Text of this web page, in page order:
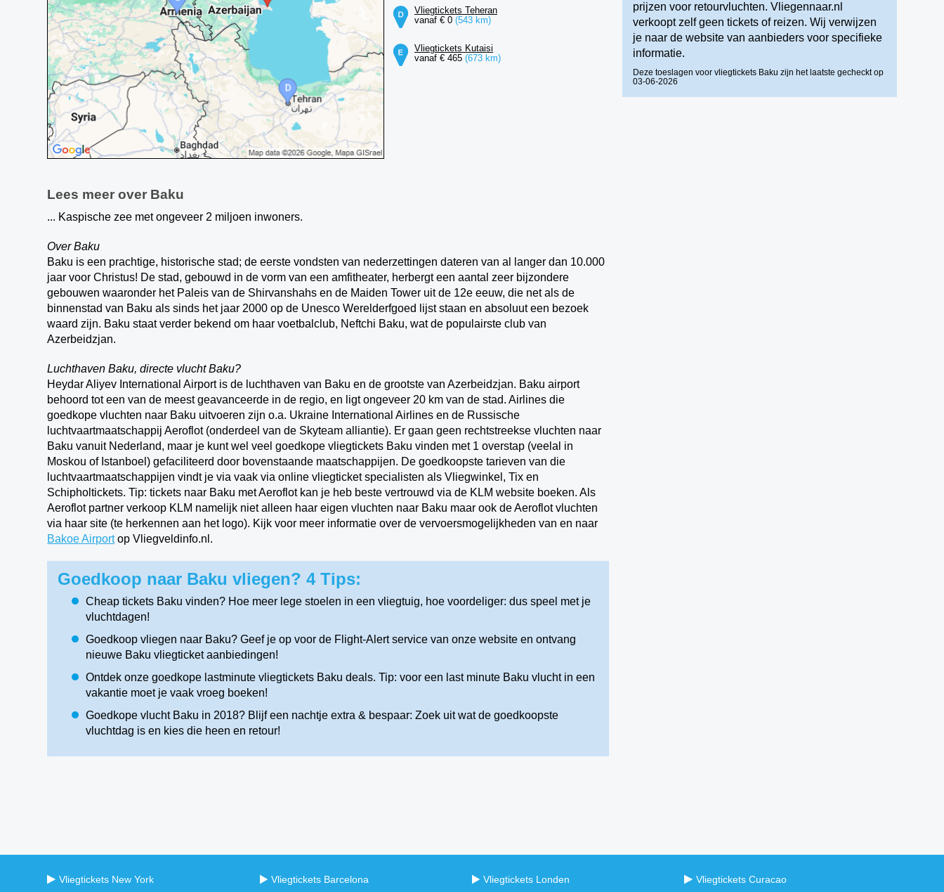
Vliegtickets Teheran
vanaf € 0 (543 km)
Vliegtickets Kutaisi
vanaf € 465 (673 km)
Lees meer over Baku
... Kaspische zee met ongeveer 2 miljoen inwoners.
Over Baku
Baku is een prachtige, historische stad; de eerste vondsten van nederzettingen dateren van al langer dan 10.000
jaar voor Christus! De stad, gebouwd in de vorm van een amfitheater, herbergt een aantal zeer bijzondere
gebouwen waaronder het Paleis van de Shirvanshahs en de Maiden Tower uit de 12e eeuw, die net als de
binnenstad van Baku als sinds het jaar 2000 op de Unesco Werelderfgoed lijst staan en absoluut een bezoek
waard zijn. Baku staat verder bekend om haar voetbalclub, Neftchi Baku, wat de populairste club van
Azerbeidzjan.
Luchthaven Baku, directe vlucht Baku?
Heydar Aliyev International Airport is de luchthaven van Baku en de grootste van Azerbeidzjan. Baku airport
behoord tot een van de meest geavanceerde in de regio, en ligt ongeveer 20 km van de stad. Airlines die
goedkope vluchten naar Baku uitvoeren zijn o.a. Ukraine International Airlines en de Russische
luchtvaartmaatschappij Aeroflot (onderdeel van de Skyteam alliantie). Er gaan geen rechtstreekse vluchten naar
Baku vanuit Nederland, maar je kunt wel veel goedkope vliegtickets Baku vinden met 1 overstap (veelal in
Moskou of Istanboel) gefaciliteerd door bovenstaande maatschappijen. De goedkoopste tarieven van die
luchtvaartmaatschappijen vindt je via vaak via online vliegticket specialisten als Vliegwinkel, Tix en
Schipholtickets. Tip: tickets naar Baku met Aeroflot kan je heb beste vertrouwd via de KLM website boeken. Als
Aeroflot partner verkoop KLM namelijk niet alleen haar eigen vluchten naar Baku maar ook de Aeroflot vluchten
via haar site (te herkennen aan het logo). Kijk voor meer informatie over de vervoersmogelijkheden van en naar
Bakoe Airportop Vliegveldinfo.nl.
Goedkoop naar Baku vliegen? 4 Tips:
Cheap tickets Baku vinden? Hoe meer lege stoelen in een vliegtuig, hoe voordeliger: dus speel met je
vluchtdagen!
Goedkoop vliegen naar Baku? Geef je op voor de Flight-Alert service van onze website en ontvang
nieuwe Baku vliegticket aanbiedingen!
Ontdek onze goedkope lastminute vliegtickets Baku deals. Tip: voor een last minute Baku vlucht in een
vakantie moet je vaak vroeg boeken!
Goedkope vlucht Baku in 2018? Blijf een nachtje extra & bespaar: Zoek uit wat de goedkoopste
vluchtdag is en kies die heen en retour!
prijzen voor retourvluchten. Vliegennaar.nl
verkoopt zelf geen tickets of reizen. Wij verwijzen
je naar de website van aanbieders voor specifieke
informatie.
Deze toeslagen voor vliegtickets Baku zijn het laatste gecheckt op
03-06-2026
Vliegtickets New York Vliegtickets Barcelona Vliegtickets Londen Vliegtickets Curacao